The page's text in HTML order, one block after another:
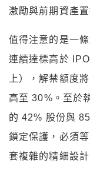
激勵與前期資產置
值得注意的是一
連續達標高於
上），解禁額度
高至 30%。至於
的 42% 股份與
鎖定保護，必須
套複雜的精細設